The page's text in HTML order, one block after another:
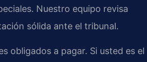
Nuestro equipo revisa
sólida ante el tribunal.
obligados a pagar. Si usted es el